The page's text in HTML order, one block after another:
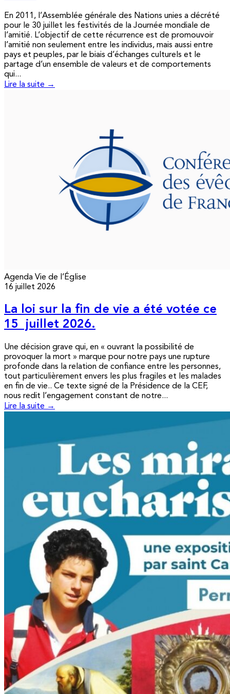
En 2011, l’Assemblée générale des Nations unies a décrété
pour le 30 juillet les festivités de la Journée mondiale de
l’amitié. L’objectif de cette récurrence est de promouvoir
l’amitié non seulement entre les individus, mais aussi entre
pays et peuples, par le biais d’échanges culturels et le
partage d’un ensemble de valeurs et de comportements
qui...
Lire la suite →
Agenda Vie de l’Église
16 juillet 2026
La loi sur la fin de vie a été votée ce
15 juillet 2026.
Une décision grave qui, en « ouvrant la possibilité de
provoquer la mort » marque pour notre pays une rupture
profonde dans la relation de confiance entre les personnes,
tout particulièrement envers les plus fragiles et les malades
en fin de vie.. Ce texte signé de la Présidence de la CEF,
nous redit l’engagement constant de notre...
Lire la suite →